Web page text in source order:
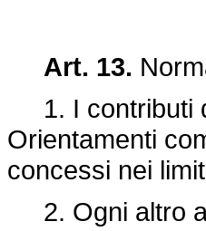
Art. 13.
1. I contributi
Orientamenti
concessi nei
2. Ogni altro